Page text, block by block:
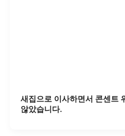
새집으로 이사하면서 콘센트
않았습니다.